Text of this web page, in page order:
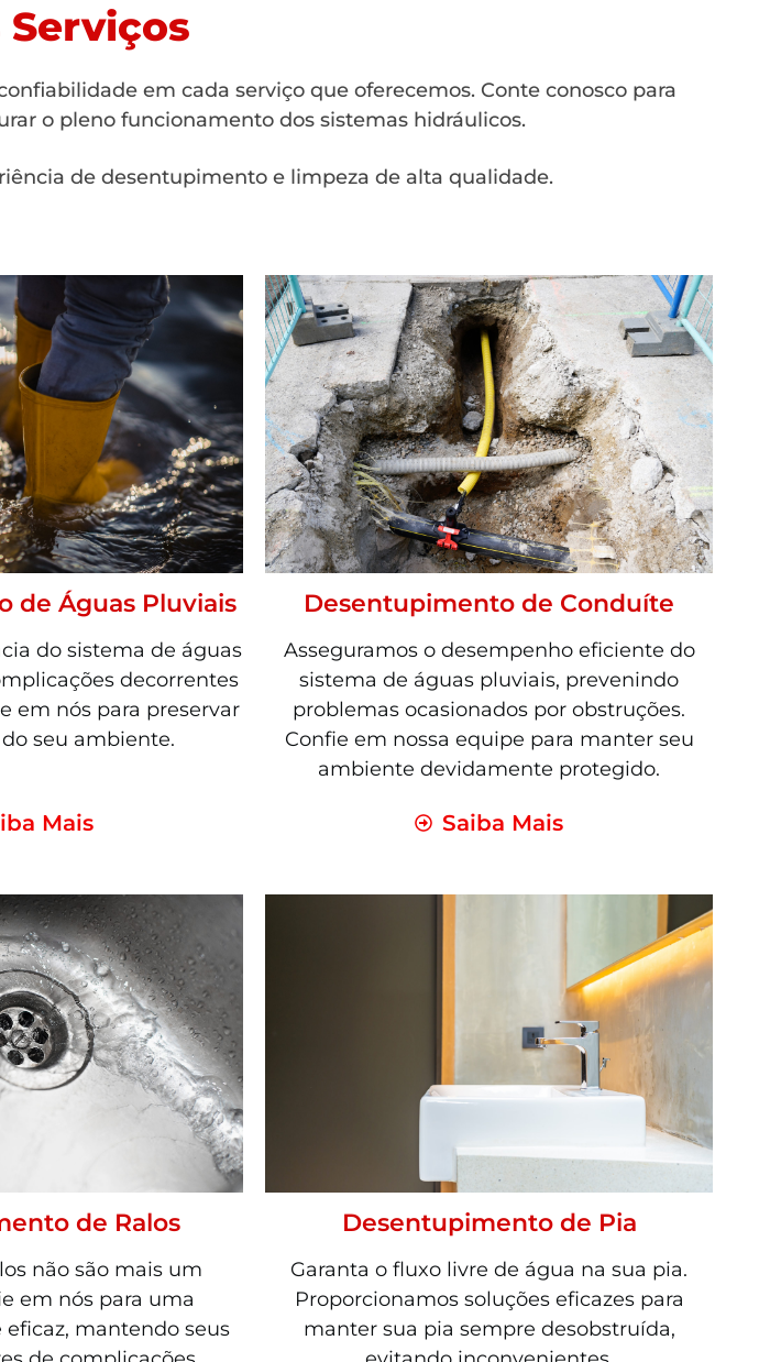
Serviços
em cada serviço que oferecemos. Conte conosco para
o pleno funcionamento dos sistemas hidráulicos.
de desentupimento e limpeza de alta qualidade.
de Águas Pluviais
do sistema de águas
decorrentes
em nós para preservar
seu ambiente.
Mais
Desentupimento de Conduíte
Asseguramos o desempenho eficiente do
sistema de águas pluviais, prevenindo
problemas ocasionados por obstruções.
Confie em nossa equipe para manter seu
ambiente devidamente protegido.
Saiba Mais
de Ralos
não são mais um
em nós para uma
mantendo seus
Desentupimento de Pia
Garanta o fluxo livre de água na sua pia.
Proporcionamos soluções eficazes para
manter sua pia sempre desobstruída,